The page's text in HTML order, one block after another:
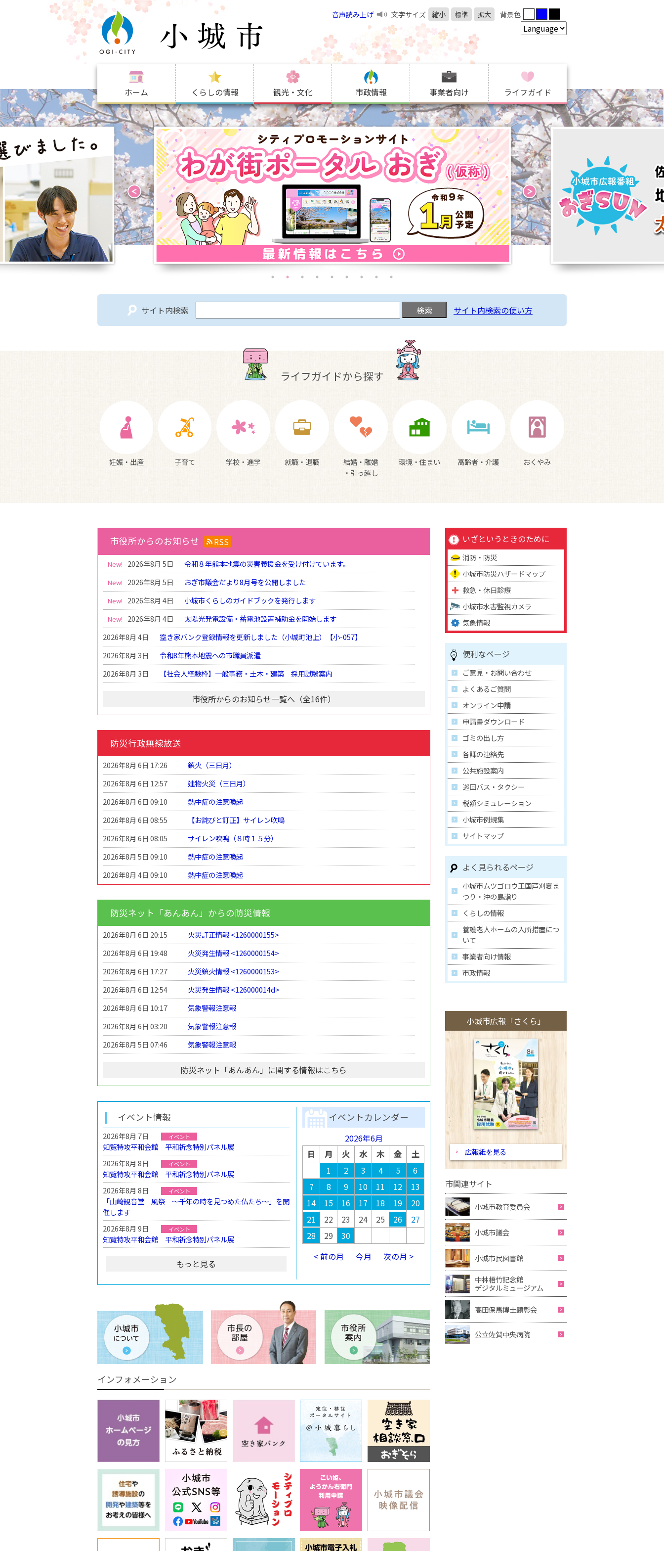
音声読み上げ 文字サイズ 縮小 標準 拡大 背景色
ホーム くらしの情報 観光・文化 市政情報 事業者向け ライフガイド
サイト内検索 サイト内検索の使い方
ライフガイドから探す
妊娠・出産 子育て 学校・進学 就職・退職
結婚・離婚
・引っ越し
環境・住まい 高齢者・介護 おくやみ
市役所からのお知らせ RSS
2026年8月 5日
令和８年熊本地震の災害義援金を受け付けています。
2026年8月 5日
おぎ市議会だより8月号を公開しました
2026年8月 4日
小城市くらしのガイドブックを発行します
2026年8月 4日
太陽光発電設備・蓄電池設置補助金を開始します
2026年8月 4日
空き家バンク登録情報を更新しました（小城町池上）【小-057】
2026年8月 3日
令和8年熊本地震への市職員派遣
2026年8月 3日
【社会人経験枠】一般事務・土木・建築 採用試験案内
市役所からのお知らせ一覧へ（全16件）
防災行政無線放送
2026年8月 6日 17:26
鎮火（三日月）
2026年8月 6日 12:57
建物火災（三日月）
2026年8月 6日 09:10
熱中症の注意喚起
2026年8月 6日 08:55
【お詫びと訂正】サイレン吹鳴
2026年8月 6日 08:05
サイレン吹鳴（８時１５分）
2026年8月 5日 09:10
熱中症の注意喚起
2026年8月 4日 09:10
熱中症の注意喚起
防災ネット「あんあん」からの防災情報
2026年8月 6日 20:15
火災訂正情報 <1260000155>
2026年8月 6日 19:48
火災発生情報 <1260000154>
2026年8月 6日 17:27
火災鎮火情報 <1260000153>
2026年8月 6日 12:54
火災発生情報 <126000014d>
2026年8月 6日 10:17
気象警報注意報
2026年8月 6日 03:20
気象警報注意報
2026年8月 5日 07:46
気象警報注意報
防災ネット「あんあん」に関する情報はこちら
イベント情報
2026年8月 7日 イベント
知覧特攻平和会館 平和祈念特別パネル展
2026年8月 8日
イベント
知覧特攻平和会館 平和祈念特別パネル展
2026年8月 8日
イベント
「山崎観音堂 風祭 ～千年の時を見つめた仏たち～」を開
催します
2026年8月 9日
イベント
知覧特攻平和会館 平和祈念特別パネル展
もっと見る
イベントカレンダー
2026年6月
日
月 火 水 木 金
土
1
2 3 4 5
6
7
8 9 10 11 12
13
14
15 16 17 18 19
20
21
22 23 24 25 26
27
28
29
30
< 前の月
今月 次の月 >
インフォメーション
いざというときのために
消防・防災
小城市防災ハザードマップ
救急・休日診療
小城市水害監視カメラ
気象情報
便利なページ
ご意見・お問い合わせ
よくあるご質問
オンライン申請
申請書ダウンロード
ゴミの出し方
各課の連絡先
公共施設案内
巡回バス・タクシー
税額シミュレーション
小城市例規集
サイトマップ
よく見られるページ
小城市ムツゴロウ王国芦刈夏ま
つり・沖の島詣り
くらしの情報
養護老人ホームの入所措置につ
いて
事業者向け情報
市政情報
小城市広報「さくら」
広報紙を見る
市関連サイト
小城市教育委員会
小城市議会
小城市民図書館
中林梧竹記念館
デジタルミュージアム
高田保馬博士顕彰会
公立佐賀中央病院